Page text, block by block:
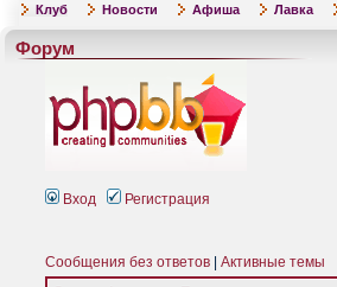
Клуб Новости Афиша Лавка
Форум
Вход Регистрация
Сообщения без ответов Активные темы